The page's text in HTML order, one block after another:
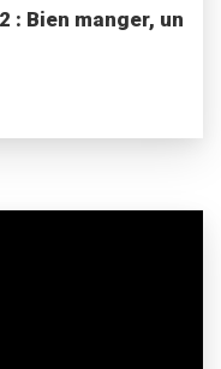
: Bien manger, un